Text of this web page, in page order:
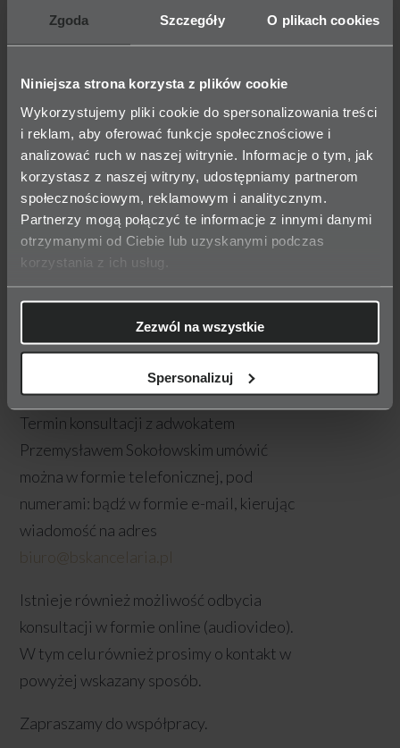
Zgoda Szczegóły O plikach cookies
Niniejsza strona korzysta z plików cookie
Wykorzystujemy pliki cookie do spersonalizowania treści
i reklam, aby oferować funkcje społecznościowe i
analizować ruch w naszej witrynie. Informacje o tym, jak
korzystasz z naszej witryny, udostępniamy partnerom
społecznościowym, reklamowym i analitycznym.
Partnerzy mogą połączyć te informacje z innymi danymi
otrzymanymi od Ciebie lub uzyskanymi podczas
korzystania z ich usług.
Zezwól na wszystkie
Spersonalizuj
Jeżeli potrzebują Państwo porady
procesowego bądź pełnej reprezentacji,
jeżeli stoją Państwo przed trudnym
wyborem życiowym, a nie mają pewności
co do skutków prawnych i konsekwencji
płynących z podejmowanych decyzji,
jeżeli chcą Państwo odpowiednio
wcześnie zabezpieczyć swe interesy,
pomocy, wiedzy i doświadczeń zdobytych
przez adwokata w toku dwudziestoletniej
pracy w zawodzie prawnika, w tym na
kanwie setek spraw sądowych.
Termin konsultacji z adwokatem
Przemysławem Sokołowskim umówić
można w formie telefonicznej, pod
numerami: bądź w formie e-mail, kierując
wiadomość na adres
biuro@bskancelaria.pl
Istnieje również możliwość odbycia
konsultacji w formie online (audiovideo).
W tym celu również prosimy o kontakt w
powyżej wskazany sposób.
Zapraszamy do współpracy.